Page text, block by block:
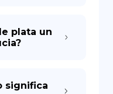
plata un
significa